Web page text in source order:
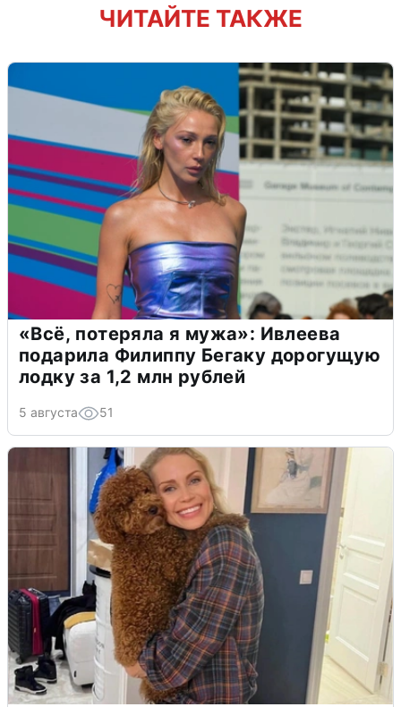
ЧИТАЙТЕ ТАКЖЕ
«Всё, потеряла я мужа»: Ивлеева
подарила Филиппу Бегаку дорогущую
лодку за 1,2 млн рублей
5 августа 51